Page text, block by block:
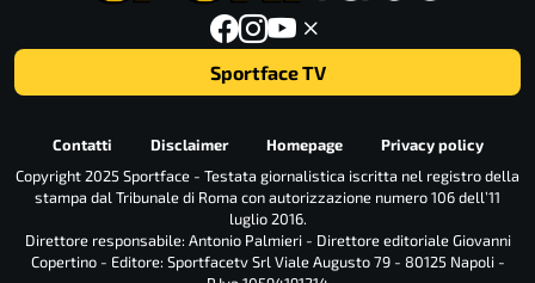
Sportface TV
Contatti Disclaimer Homepage
Privacy policy
Copyright 2025 Sportface - Testata giornalistica iscritta nel registro della
stampa dal Tribunale di Roma con autorizzazione numero 106 dell’11
luglio 2016.
Direttore responsabile: Antonio Palmieri - Direttore editoriale Giovanni
Copertino - Editore: Sportfacetv Srl Viale Augusto 79 - 80125 Napoli -